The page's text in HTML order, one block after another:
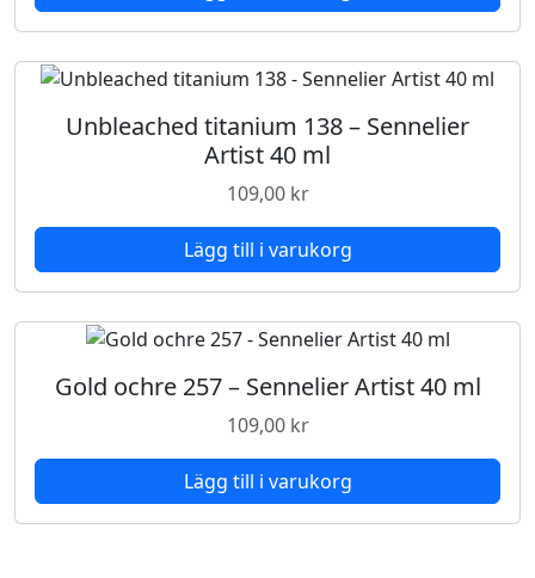
Unbleached titanium 138 – Sennelier
Artist 40 ml
109,00 kr
Lägg till i varukorg
Gold ochre 257 – Sennelier Artist 40 ml
109,00 kr
Lägg till i varukorg